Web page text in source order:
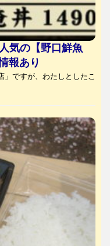
気の【野口鮮魚
報あり
」ですが、わたしとしたこ